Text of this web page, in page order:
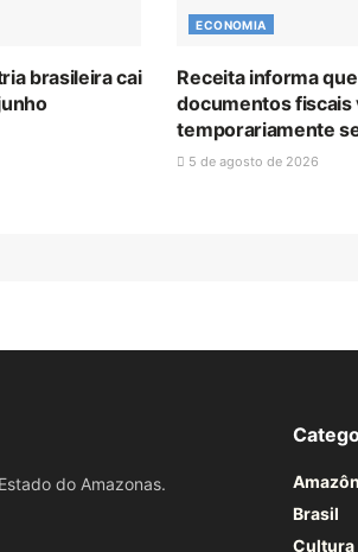
brasileira cai
ECONOMIA
Receita informa
documentos fiscais
temporariamente
5 de agosto de 2026
do Amazonas.
Brasil
Cultura